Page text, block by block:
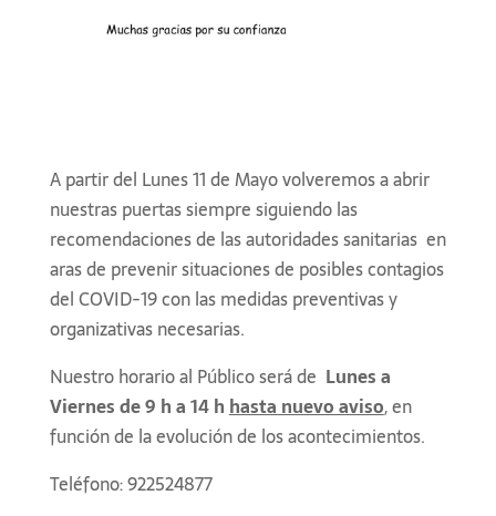
A partir del Lunes 11 de Mayo volveremos a abrir
nuestras puertas siempre siguiendo las
recomendaciones de las autoridades sanitarias en
aras de prevenir situaciones de posibles contagios
del COVID-19 con las medidas preventivas y
organizativas necesarias.
Nuestro horario al Público será de Lunes a
Viernes de 9 h a 14 h hasta nuevo aviso, en
función de la evolución de los acontecimientos.
Teléfono: 922524877